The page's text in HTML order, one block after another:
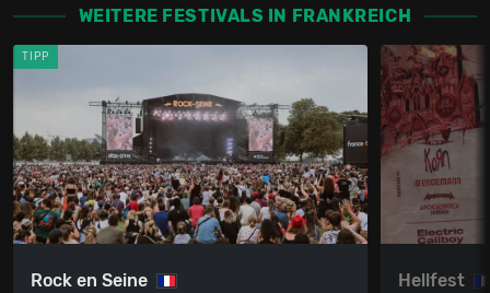
WEITERE FESTIVALS IN FRANKREICH
TIPP
Rock en Seine Hellfest